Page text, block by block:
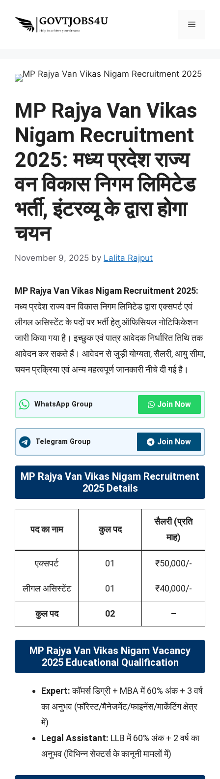
content
Menu
MP Rajya Van Vikas
Nigam Recruitment
2025: मध्य प्रदेश राज्य
वन विकास निगम लिमिटेड
भर्ती, इंटरव्यू के द्वारा होगा
चयन
November 9, 2025 by Lalita Rajput
MP Rajya Van Vikas Nigam Recruitment 2025:
मध्य प्रदेश राज्य वन विकास निगम लिमिटेड द्वारा एक्सपर्ट एवं
लीगल असिस्टेंट के पदों पर भर्ती हेतु ऑफिसियल नोटिफिकेशन
जारी किया गया है। इच्छुक एवं पात्र आवेदक निर्धारित तिथि तक
आवेदन कर सकते हैं। आवेदन से जुड़ी योग्यता, सैलरी, आयु सीमा,
चयन प्रक्रिया एवं अन्य महत्वपूर्ण जानकारी नीचे दी गई है।
WhatsApp Group Join Now
Telegram Group Join Now
MP Rajya Van Vikas Nigam Recruitment
2025 Details
पद का नाम कुल पद
सैलरी (प्रति
माह)
एक्सपर्ट 01 ₹50,000/-
लीगल असिस्टेंट 01 ₹40,000/-
कुल पद 02 –
MP Rajya Van Vikas Nigam Vacancy
2025 Educational Qualification
Expert:कॉमर्स डिग्री + MBA में 60% अंक + 3 वर्ष
का अनुभव (फॉरेस्ट/मैनेजमेंट/फाइनेंस/मार्केटिंग क्षेत्र
में)
Legal Assistant: LLB में 60% अंक + 2 वर्ष का
अनुभव (विभिन्न सेक्टर्स के कानूनी मामलों में)